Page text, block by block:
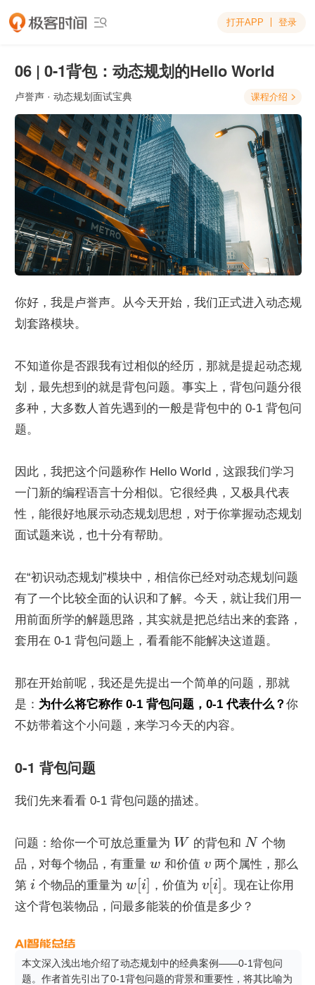
 打开APP 登录
06 | 0-1背包：动态规划的Hello World
卢誉声 · 动态规划面试宝典 课程介绍 
你好，我是卢誉声。从今天开始，我们正式进入动态规
划套路模块。
不知道你是否跟我有过相似的经历，那就是提起动态规
划，最先想到的就是背包问题。事实上，背包问题分很
多种，大多数人首先遇到的一般是背包中的 0-1 背包问
题。
因此，我把这个问题称作 Hello World，这跟我们学习
一门新的编程语言十分相似。它很经典，又极具代表
性，能很好地展示动态规划思想，对于你掌握动态规划
面试题来说，也十分有帮助。
在“初识动态规划”模块中，相信你已经对动态规划问题
有了一个比较全面的认识和了解。今天，就让我们用一
用前面所学的解题思路，其实就是把总结出来的套路，
套用在 0-1 背包问题上，看看能不能解决这道题。
那在开始前呢，我还是先提出一个简单的问题，那就
是： 为什么将它称作 0-1 背包问题，0-1 代表什么？ 你
不妨带着这个小问题，来学习今天的内容。
0-1 背包问题
我们先来看看 0-1 背包问题的描述。
问题：给你一个可放总重量为 W 的背包和 N 个物
品，对每个物品，有重量 w 和价值 v 两个属性，那么
第 i 个物品的重量为 w [i] ，价值为 v[i] 。现在让你用
这个背包装物品，问最多能装的价值是多少？
本文深入浅出地介绍了动态规划中的经典案例——0-1背包问
题。作者首先引出了0-1背包问题的背景和重要性，将其比喻为